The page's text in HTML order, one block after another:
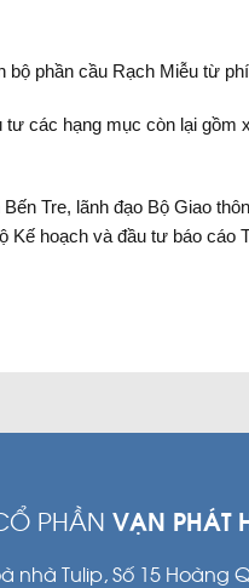
bộ phần cầu Rạch Miễu từ
các hạng mục còn lại
Tre, lãnh đạo Bộ Giao
Kế hoạch và đầu tư báo cáo
PHẦN VẠN PHÁT
nhà Tulip, Số 15 Hoàng